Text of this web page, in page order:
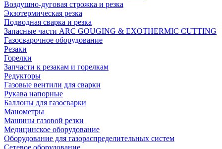
Воздушно-дуговая строжка и резка
Экзотермическая резка
Подводная сварка и резка
Запасные части ARC GOUGING & EXOTHERMIC CUTTING
Газосварочное оборудование
Резаки
Горелки
Запчасти к резакам и горелкам
Редукторы
Газовые вентили для сварки
Рукава напорные
Баллоны для газосварки
Манометры
Машины газовой резки
Медицинское оборудование
Оборудование для газораспределительных систем
Сетевое оборудование